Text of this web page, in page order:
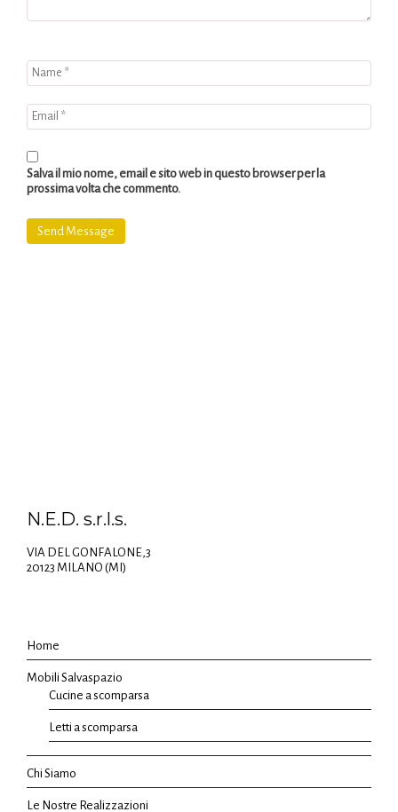
Salva il mio nome, email e sito web in questo browser per la
prossima volta che commento.
N.E.D. s.r.l.s.
VIA DEL GONFALONE,3
20123 MILANO (MI)
Home
Mobili Salvaspazio
Cucine a scomparsa
Letti a scomparsa
Chi Siamo
Le Nostre Realizzazioni